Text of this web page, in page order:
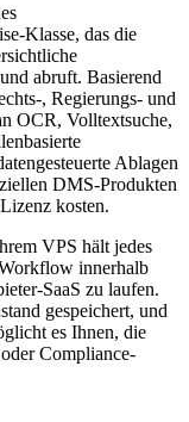
Klasse, das die
abruft. Basierend
, Regierungs- und
OCR, Volltextsuche,
Ablagen
DMS-Produkten
kosten.
VPS hält jedes
innerhalb
SaaS zu laufen.
gespeichert, und
es Ihnen, die
Compliance-